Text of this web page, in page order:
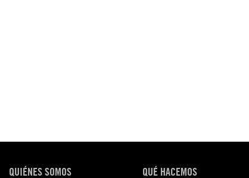
QUIÉNES SOMOS QUÉ HACEMOS